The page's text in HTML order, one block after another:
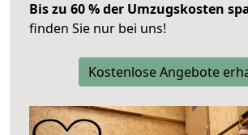
Bis zu 60 % der Umzugskosten
finden Sie nur bei uns!
Kostenlose Angebote